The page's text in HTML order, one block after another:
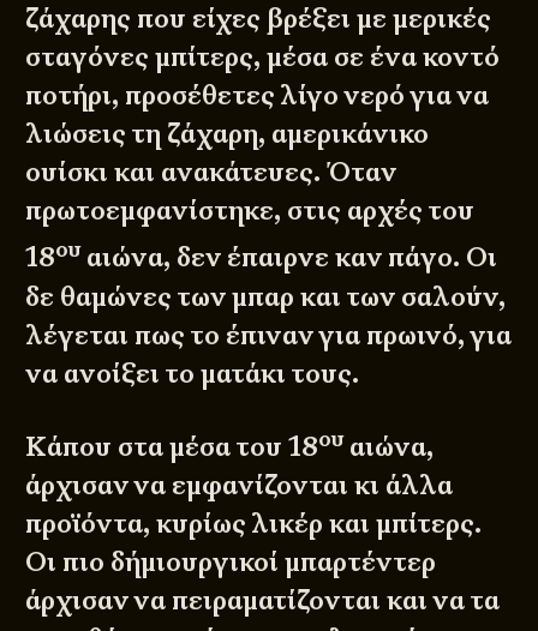
ζάχαρης που είχες βρέξει με μερικές
σταγόνες μπίτερς, μέσα σε ένα κοντό
ποτήρι, προσέθετες λίγο νερό για να
λιώσεις τη ζάχαρη, αμερικάνικο
ουίσκι και ανακάτευες. Όταν
πρωτοεμφανίστηκε, στις αρχές του
18ουαιώνα, δεν έπαιρνε καν πάγο. Οι
δε θαμώνες των μπαρ και των σαλούν,
λέγεται πως το έπιναν για πρωινό, για
να ανοίξει το ματάκι τους.
Κάπου στα μέσα του 18ουαιώνα,
άρχισαν να εμφανίζονται κι άλλα
προϊόντα, κυρίως λικέρ και μπίτερς.
Οι πιο δήμιουργικοί μπαρτέντερ
άρχισαν να πειραματίζονται και να τα